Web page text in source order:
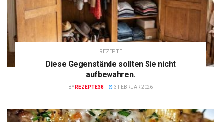
REZEPTE
Diese Gegenstände sollten Sie nicht
aufbewahren.
BY REZEPTE38 3 FEBRUAR 2026